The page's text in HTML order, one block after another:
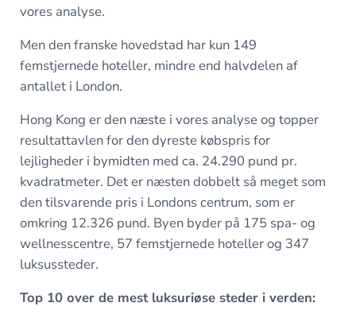
vores analyse.
Men den franske hovedstad har kun 149
femstjernede hoteller, mindre end halvdelen af
antallet i London.
Hong Kong er den næste i vores analyse og topper
resultattavlen for den dyreste købspris for
lejligheder i bymidten med ca. 24.290 pund pr.
kvadratmeter. Det er næsten dobbelt så meget som
den tilsvarende pris i Londons centrum, som er
omkring 12.326 pund. Byen byder på 175 spa- og
wellnesscentre, 57 femstjernede hoteller og 347
luksussteder.
Top 10 over de mest luksuriøse steder i verden: